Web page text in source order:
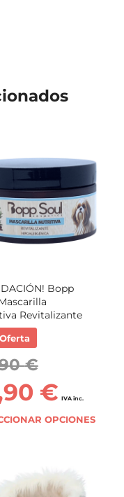
Bopp
Revitalizante
Oferta
€
€ IVA inc.
OPCIONES